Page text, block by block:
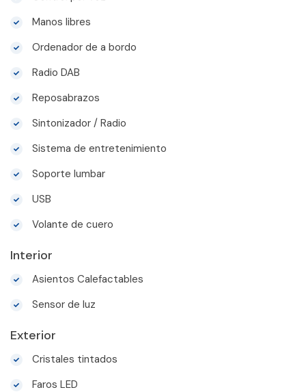
Manos libres
Ordenador de a bordo
Radio DAB
Reposabrazos
Sintonizador / Radio
Sistema de entretenimiento
Soporte lumbar
USB
Volante de cuero
Interior
Asientos Calefactables
Sensor de luz
Exterior
Cristales tintados
Faros LED